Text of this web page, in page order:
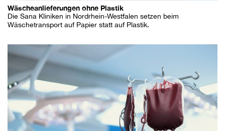
Wäscheanlieferungen ohne Plastik
Die Sana Kliniken in Nordrhein-Westfalen setzen beim
Wäschetransport auf Papier statt auf Plastik.